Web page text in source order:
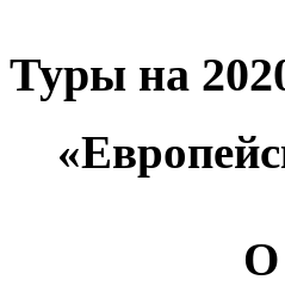
Туры на
О